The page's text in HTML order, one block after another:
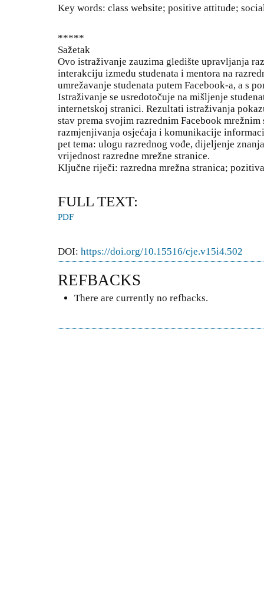
Key words: class website; positive attitude;
*****
Sažetak
Ovo istraživanje zauzima gledište upravljanja
interakciju između studenata i mentora na
umrežavanje studenata putem Facebook-a, a s
Istraživanje se usredotočuje na mišljenje
internetskoj stranici. Rezultati istraživanja
stav prema svojim razrednim Facebook
razmjenjivanja osjećaja i komunikacije
pet tema: ulogu razrednog vođe, dijeljenje
vrijednost razredne mrežne stranice.
Ključne riječi: razredna mrežna stranica;
FULL TEXT:
PDF
DOI: https://doi.org/10.15516/cje.v15i4.502
REFBACKS
There are currently no refbacks.